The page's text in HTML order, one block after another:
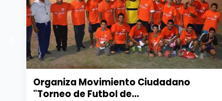
Organiza Movimiento Ciudadano
"Torneo de Futbol de...